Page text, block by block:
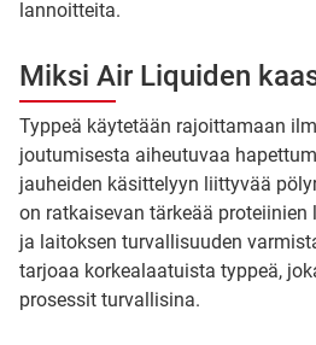
lannoitteita.
Miksi Air Liquiden
Typpeä käytetään rajoittamaan
joutumisesta aiheutuvaa
jauheiden käsittelyyn liittyvää
on ratkaisevan tärkeää
ja laitoksen turvallisuuden
tarjoaa korkealaatuista typpeä,
prosessit turvallisina.